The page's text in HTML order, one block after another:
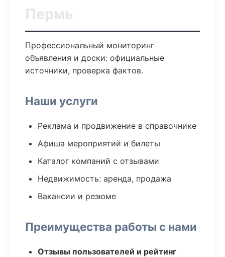
Пермь
Профессиональный мониторинг
объявления и доски: официальные
источники, проверка фактов.
Наши услуги
Реклама и продвижение в справочнике
Афиша мероприятий и билеты
Каталог компаний с отзывами
Недвижимость: аренда, продажа
Вакансии и резюме
Преимущества работы с нами
Отзывы пользователей и рейтинг